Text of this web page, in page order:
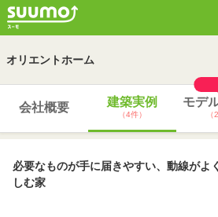
オリエントホーム
会社概要 建築実例
（4件）
モデ
（
必要なものが手に届きやすい、動線がよ
しむ家